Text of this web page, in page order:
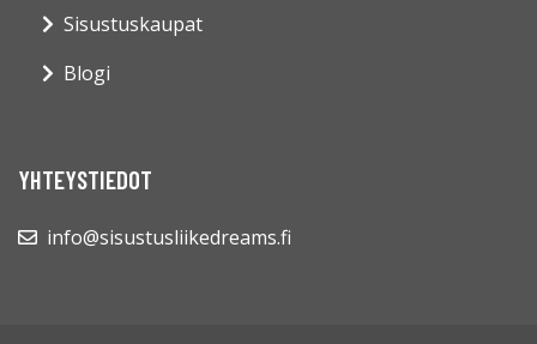
Sisustuskaupat
Blogi
YHTEYSTIEDOT
info@sisustusliikedreams.fi